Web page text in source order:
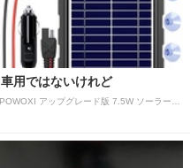
車用ではないけれど